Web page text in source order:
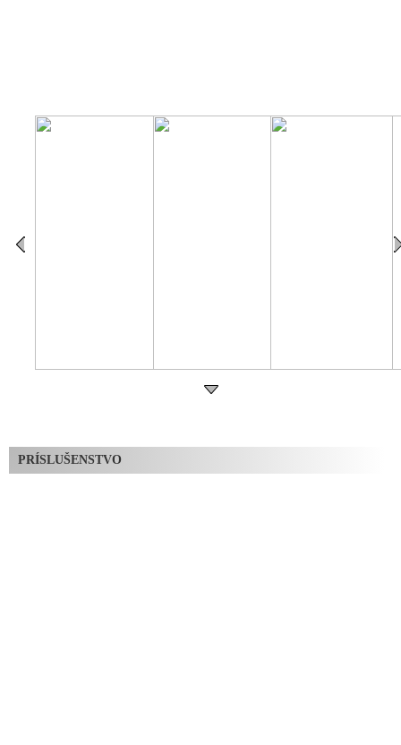
PRÍSLUŠENSTVO